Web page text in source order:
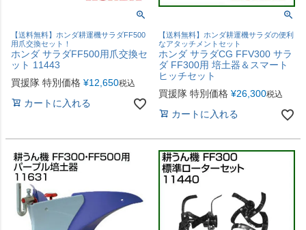
【送料無料】ホンダ耕運機サラダFF500
用爪交換セット！
ホンダ サラダFF500用爪交換セ
ット 11443
買援隊 特別価格 ¥12,650税込
カートに入れる
【送料無料】ホンダ耕運機サラダの便利
なアタッチメントセット
ホンダ サラダCG FFV300 サラ
ダ FF300用 培土器＆スマート
ヒッチセット
買援隊 特別価格 ¥26,300税込
カートに入れる